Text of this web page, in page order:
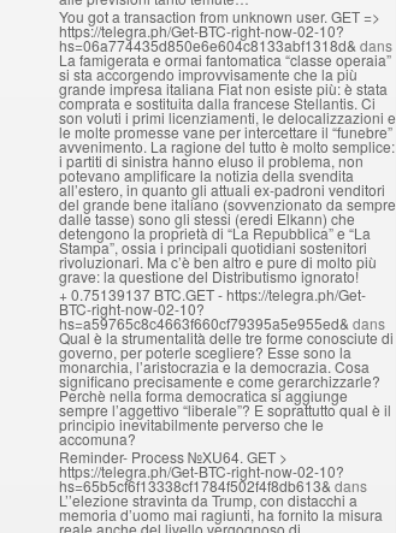
You got a transaction from unknown user. GЕТ =>
https://telegra.ph/Get-BTC-right-now-02-10?
hs=06a774435d850e6e604c8133abf1318d& dans
La famigerata e ormai fantomatica “classe operaia”
si sta accorgendo improvvisamente che la più
grande impresa italiana Fiat non esiste più: è stata
comprata e sostituita dalla francese Stellantis. Ci
son voluti i primi licenziamenti, le delocalizzazioni e
le molte promesse vane per intercettare il “funebre”
avvenimento. La ragione del tutto è molto semplice:
i partiti di sinistra hanno eluso il problema, non
potevano amplificare la notizia della svendita
all’estero, in quanto gli attuali ex-padroni venditori
del grande bene italiano (sovvenzionato da sempre
dalle tasse) sono gli stessi (eredi Elkann) che
detengono la proprietà di “La Repubblica” e “La
Stampa”, ossia i principali quotidiani sostenitori
rivoluzionari. Ma c’è ben altro e pure di molto più
grave: la questione del Distributismo ignorato!
+ 0.75139137 BTC.GET - https://telegra.ph/Get-
BTC-right-now-02-10?
hs=a59765c8c4663f660cf79395a5e955ed& dans
Qual è la strumentalità delle tre forme conosciute di
governo, per poterle scegliere? Esse sono la
monarchia, l’aristocrazia e la democrazia. Cosa
significano precisamente e come gerarchizzarle?
Perchè nella forma democratica si aggiunge
sempre l’aggettivo “liberale”? E soprattutto qual è il
principio inevitabilmente perverso che le
accomuna?
Reminder- Process №XU64. GET >
https://telegra.ph/Get-BTC-right-now-02-10?
hs=65b5cf6f13338cf1784f502f4f8db613& dans
L’’elezione stravinta da Trump, con distacchi a
memoria d’uomo mai ragiunti, ha fornito la misura
reale anche del livello vergognoso di